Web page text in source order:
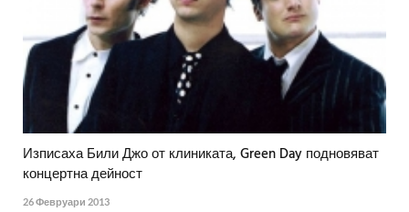
Изписаха Били Джо от клиниката, Green Day подновяват
концертна дейност
26 Февруари 2013